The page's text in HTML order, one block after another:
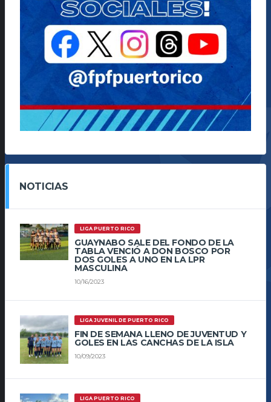
NOTICIAS
LIGA PUERTO RICO
GUAYNABO SALE DEL FONDO DE LA
TABLA VENCIÓ A DON BOSCO POR
DOS GOLES A UNO EN LA LPR
MASCULINA
10/16/2023
LIGA JUVENIL DE PUERTO RICO
FIN DE SEMANA LLENO DE JUVENTUD Y
GOLES EN LAS CANCHAS DE LA ISLA
10/09/2023
LIGA PUERTO RICO